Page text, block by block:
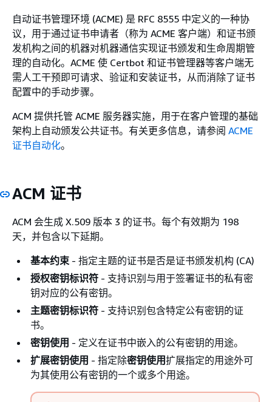
自动证书管理环境 (ACME) 是 RFC 8555 中定义的一种协
议，用于通过证书申请者（称为 ACME 客户端）和证书颁
发机构之间的机器对机器通信实现证书颁发和生命周期管
理的自动化。ACME 使 Certbot 和证书管理器等客户端无
需人工干预即可请求、验证和安装证书，从而消除了证书
配置中的手动步骤。
ACM 提供托管 ACME 服务器实施，用于在客户管理的基础
架构上自动颁发公共证书。有关更多信息，请参阅 ACME
证书自动化。
ACM 证书
ACM 会生成 X.509 版本 3 的证书。每个有效期为 198
天，并包含以下延期。
基本约束- 指定主题的证书是否是证书颁发机构 (CA)
授权密钥标识符 - 支持识别与用于签署证书的私有密
钥对应的公有密钥。
主题密钥标识符 - 支持识别包含特定公有密钥的证
书。
密钥使用 - 定义在证书中嵌入的公有密钥的用途。
扩展密钥使用 - 指定除密钥使用扩展指定的用途外可
为其使用公有密钥的一个或多个用途。